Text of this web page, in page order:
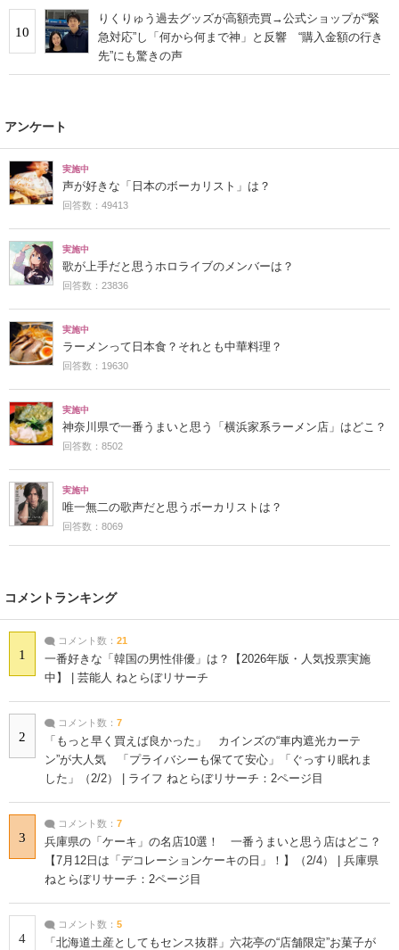
10
りくりゅう過去グッズが高額売買→公式ショップが“緊
急対応”し「何から何まで神」と反響 “購入金額の行き
先”にも驚きの声
アンケート
実施中
声が好きな「日本のボーカリスト」は？
回答数：49413
実施中
歌が上手だと思うホロライブのメンバーは？
回答数：23836
実施中
ラーメンって日本食？それとも中華料理？
回答数：19630
実施中
神奈川県で一番うまいと思う「横浜家系ラーメン店」はどこ？
回答数：8502
実施中
唯一無二の歌声だと思うボーカリストは？
回答数：8069
コメントランキング
1
コメント数： 21
一番好きな「韓国の男性俳優」は？【2026年版・人気投票実施
中】 | 芸能人 ねとらぼリサーチ
2
コメント数： 7
「もっと早く買えば良かった」 カインズの“車内遮光カーテ
ン”が大人気 「プライバシーも保てて安心」「ぐっすり眠れま
した」（2/2） | ライフ ねとらぼリサーチ：2ページ目
3
コメント数： 7
兵庫県の「ケーキ」の名店10選！ 一番うまいと思う店はどこ？
【7月12日は「デコレーションケーキの日」！】（2/4） | 兵庫県
ねとらぼリサーチ：2ページ目
4
コメント数： 5
「北海道土産としてもセンス抜群」六花亭の“店舗限定”お菓子が